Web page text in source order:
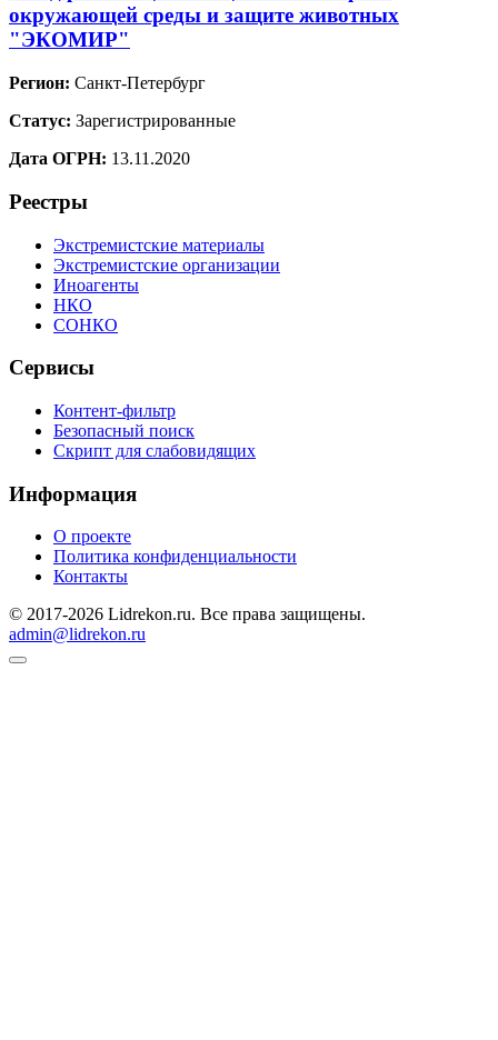
окружающей среды и защите животных
"ЭКОМИР"
Регион: Санкт-Петербург
Статус: Зарегистрированные
Дата ОГРН: 13.11.2020
Реестры
Экстремистские материалы
Экстремистские организации
Иноагенты
НКО
СОНКО
Сервисы
Контент-фильтр
Безопасный поиск
Скрипт для слабовидящих
Информация
О проекте
Политика конфиденциальности
Контакты
© 2017-2026 Lidrekon.ru. Все права защищены.
admin@lidrekon.ru